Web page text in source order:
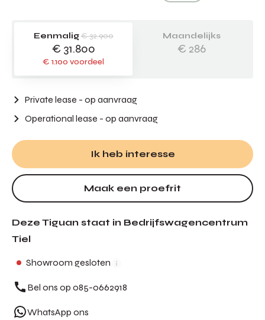
Eenmalig€ 32.900
€ 31.800
€ 1.100 voordeel
Maandelijks
€ 286
Private lease - op aanvraag
Operational lease - op aanvraag
Ik heb interesse
Maak een proefrit
Deze Tiguan staat in Bedrijfswagencentrum
Tiel
Showroom gesloten
Bel ons op 085-0662918
WhatsApp ons